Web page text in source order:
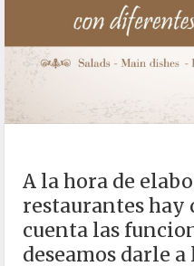
A la hora de
restaurantes hay
cuenta las
deseamos darle a